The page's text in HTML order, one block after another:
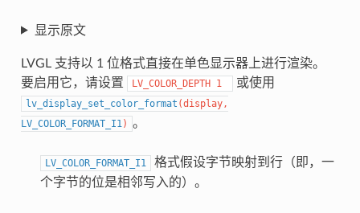
显示原文
LVGL 支持以 1 位格式直接在单色显示器上进行渲染。
要启用它，请设置
LV_COLOR_DEPTH 1 或使用
lv_display_set_color_format (display,
LV_COLOR_FORMAT_I1) 。
LV_COLOR_FORMAT_I1
格式假设字节映射到行（即，一
个字节的位是相邻写入的）。